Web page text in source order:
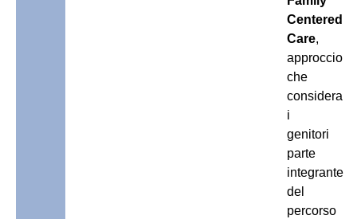
Centered
Care,
approccio
che
considera
i
genitori
parte
integrante
del
percorso